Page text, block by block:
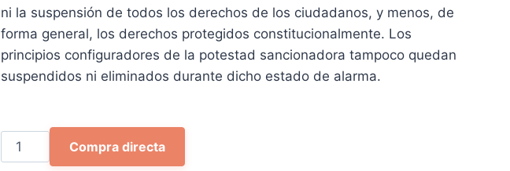
ni la suspensión de todos los derechos de los ciudadanos, y menos, de
forma general, los derechos protegidos constitucionalmente. Los
principios configuradores de la potestad sancionadora tampoco quedan
suspendidos ni eliminados durante dicho estado de alarma.
Los
principios
Compra directa